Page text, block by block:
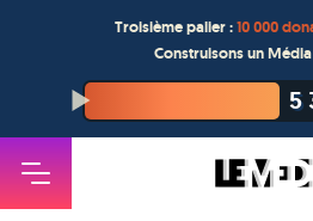
Troisième palier :10 000
Construisons un
5